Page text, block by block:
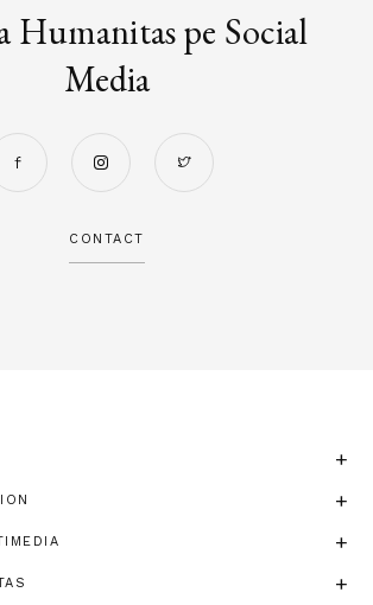
Humanitas pe Social
Media
CONTACT